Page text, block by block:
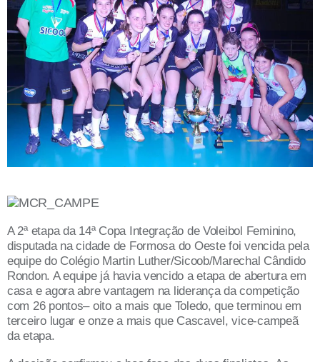
A 2ª etapa da 14ª Copa Integração de Voleibol Feminino,
disputada na cidade de Formosa do Oeste foi vencida pela
equipe do Colégio Martin Luther/Sicoob/Marechal Cândido
Rondon. A equipe já havia vencido a etapa de abertura em
casa e agora abre vantagem na liderança da competição
com 26 pontos– oito a mais que Toledo, que terminou em
terceiro lugar e onze a mais que Cascavel, vice-campeã
da etapa.